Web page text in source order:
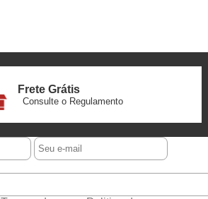
Frete Grátis
Consulte o Regulamento
6x Sem Juros
no Cartão